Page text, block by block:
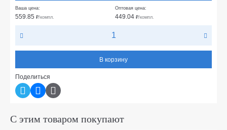
Ваша цена:
559.85 ₽/компл.
Оптовая цена:
449.04 ₽/компл.
В корзину
Поделиться
С этим товаром покупают